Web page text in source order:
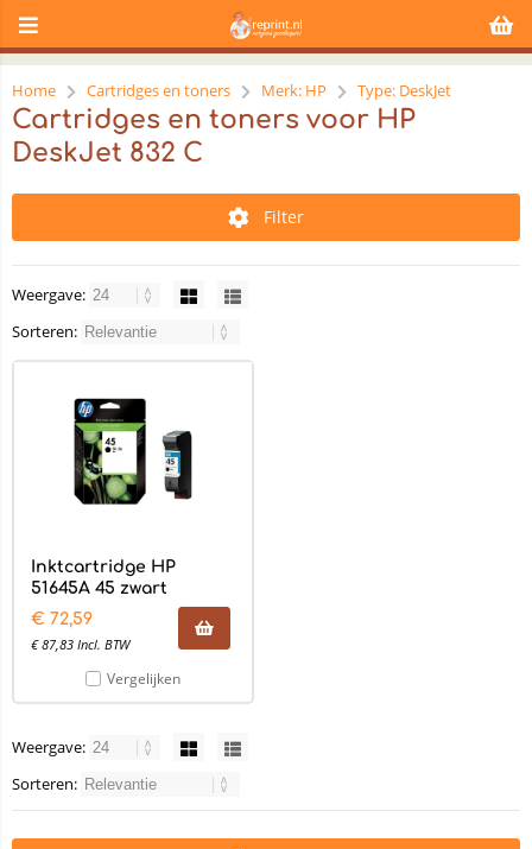
Home Cartridges en toners Merk: HP Type: DeskJet
Cartridges en toners voor HP
DeskJet 832 C
Filter
Weergave:
Sorteren:
Inktcartridge HP
51645A 45 zwart
€ 72,59
€87,83 Incl. BTW
Vergelijken
Weergave:
Sorteren: